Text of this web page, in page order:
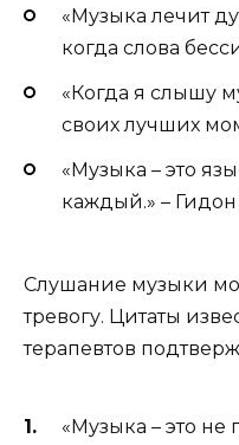
«Музыка лечит
когда слова
«Когда я слышу
своих лучших
«Музыка – это
каждый.» –
Слушание музыки
тревогу. Цитаты
терапевтов
«Музыка – это не